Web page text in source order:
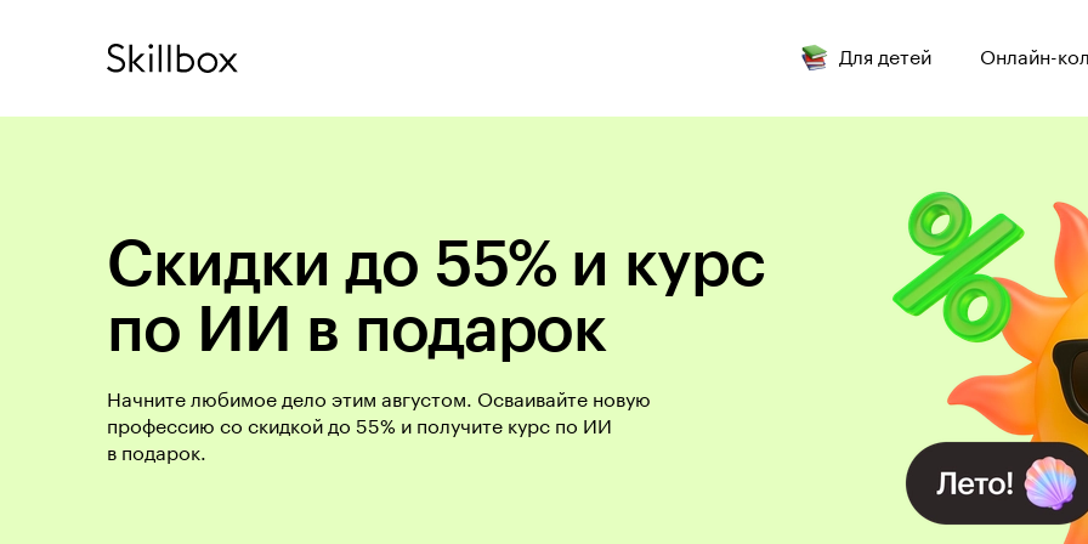
Для детей Онлайн-
Скидки до 55% и курс
по ИИ в подарок
Начните любимое дело этим августом. Осваивайте новую
профессию со скидкой до 55% и получите курс по ИИ
в подарок.